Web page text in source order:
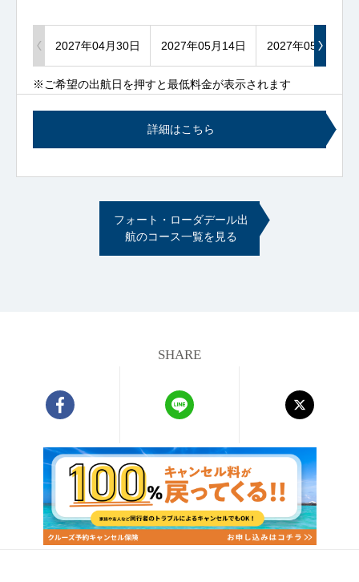
2027年04月30日 2027年05月14日 2027年05月28日
※ご希望の出航日を押すと最低料金が表示されます
詳細はこちら
フォート・ローダデール出
航のコース一覧を見る
SHARE